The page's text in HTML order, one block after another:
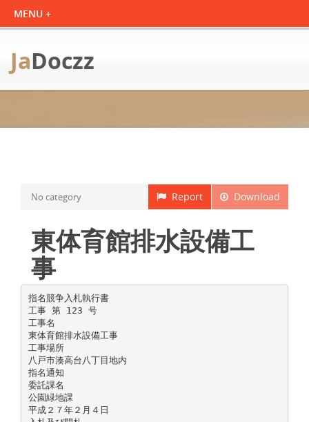
JaDoczz
Download
Report
No category
東体育館排水設備工
事
指名競争入札執行書
工事 第 123 号
工事名
東体育館排水設備工事
工事場所
八戸市湊高台八丁目地内
指名通知
委託課名
公園緑地課
平成２７年２月４日